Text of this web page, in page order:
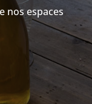
nos espaces